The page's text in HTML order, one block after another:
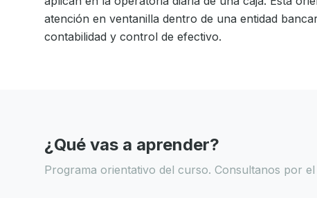
atención en ventanilla dentro de una entidad
contabilidad y control de efectivo.
¿Qué vas a aprender?
Programa orientativo del curso. Consultanos por